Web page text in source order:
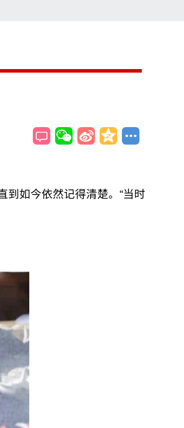
到如今依然记得清楚。“当时